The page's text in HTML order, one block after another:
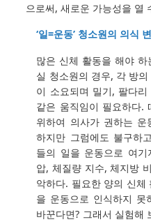
으로써, 새로운 가능성을 열
‘일=운동’ 청소원의 의식
많은 신체 활동을 해야
실 청소원의 경우, 각 방
이 소요되며 밀기, 팔다
같은 움직임이 필요하다.
위하여 의사가 권하는 운
하지만 그럼에도 불구하
들의 일을 운동으로 여
압, 체질량 지수, 체지방
악하다. 필요한 양의 신체
을 운동으로 인식하지 못
바꾼다면? 그래서 실험해